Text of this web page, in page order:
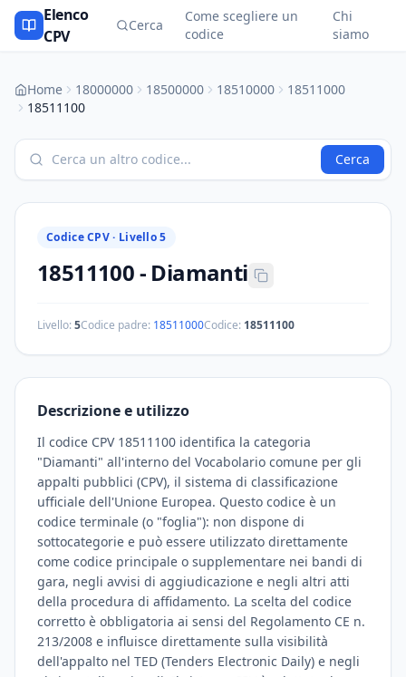
Elenco
CPV
Cerca
Come scegliere un
codice
Chi
siamo
Home 18000000 18500000 18510000
18511000
18511100
Cerca
Codice CPV · Livello 5
18511100- Diamanti
Livello:5Codice padre: 18511000Codice: 18511100
Descrizione e utilizzo
Il codice CPV 18511100 identifica la categoria
"Diamanti" all'interno del Vocabolario comune per gli
appalti pubblici (CPV), il sistema di classificazione
ufficiale dell'Unione Europea. Questo codice è un
codice terminale (o "foglia"): non dispone di
sottocategorie e può essere utilizzato direttamente
come codice principale o supplementare nei bandi di
gara, negli avvisi di aggiudicazione e negli altri atti
della procedura di affidamento. La scelta del codice
corretto è obbligatoria ai sensi del Regolamento CE n.
213/2008 e influisce direttamente sulla visibilità
dell'appalto nel TED (Tenders Electronic Daily) e negli